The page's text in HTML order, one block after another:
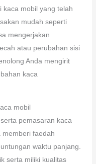
kaca mobil yang telah
mudah seperti
mengerjakan
atau perubahan sisi
Anda mengirit
kaca
mobil
pemasaran kaca
memberi faedah
waktu panjang.
serta miliki kualitas